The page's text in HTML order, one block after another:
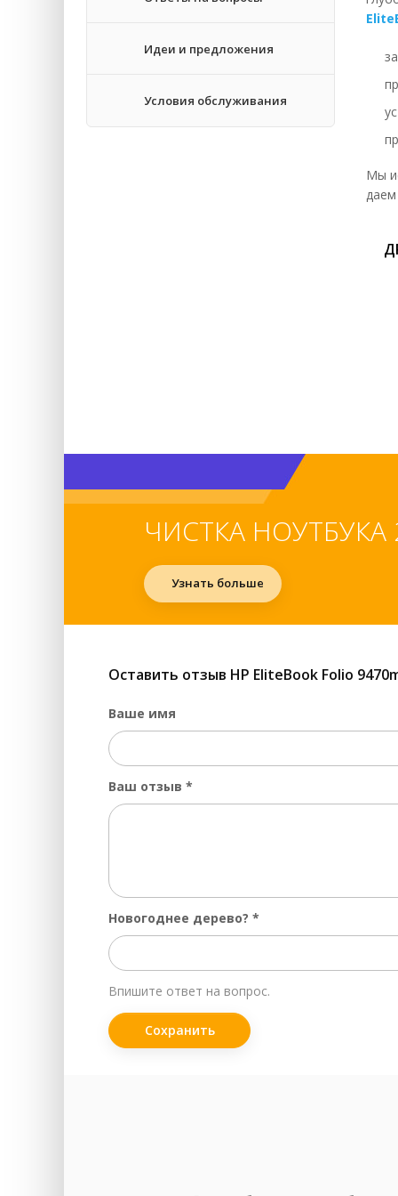
Идеи и предложения
Условия обслуживания
Мы
ЧИСТКА НОУТБУКА
Узнать больше
Оставить отзыв HP EliteBook Folio
Ваше имя
Ваш отзыв *
Новогоднее дерево? *
Впишите ответ на вопрос.